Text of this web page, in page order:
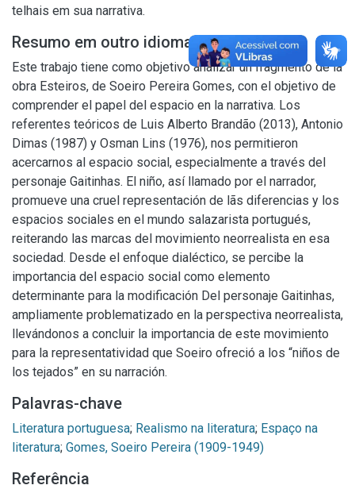
telhais em sua narrativa.
Resumo em outro idioma
Este trabajo tiene como objetivo analizar un fragmento de la
obra Esteiros, de Soeiro Pereira Gomes, con el objetivo de
comprender el papel del espacio en la narrativa. Los
referentes teóricos de Luis Alberto Brandão (2013), Antonio
Dimas (1987) y Osman Lins (1976), nos permitieron
acercarnos al espacio social, especialmente a través del
personaje Gaitinhas. El niño, así llamado por el narrador,
promueve una cruel representación de lãs diferencias y los
espacios sociales en el mundo salazarista portugués,
reiterando las marcas del movimiento neorrealista en esa
sociedad. Desde el enfoque dialéctico, se percibe la
importancia del espacio social como elemento
determinante para la modificación Del personaje Gaitinhas,
ampliamente problematizado en la perspectiva neorrealista,
llevándonos a concluir la importancia de este movimiento
para la representatividad que Soeiro ofreció a los “niños de
los tejados” en su narración.
Palavras-chave
Literatura portuguesa; Realismo na literatura; Espaço na
literatura; Gomes, Soeiro Pereira (1909-1949)
Referência